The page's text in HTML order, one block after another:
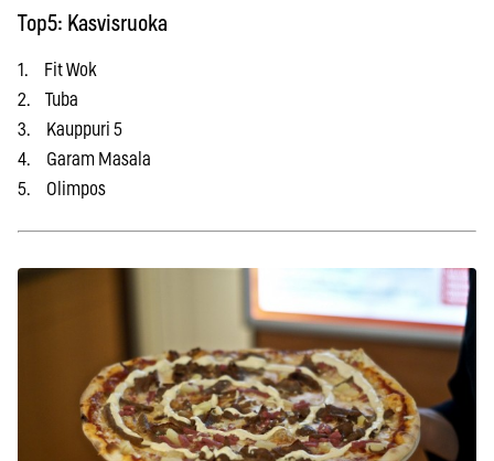
Top5: Kasvisruoka
1. Fit Wok
2. Tuba
3. Kauppuri 5
4. Garam Masala
5. Olimpos